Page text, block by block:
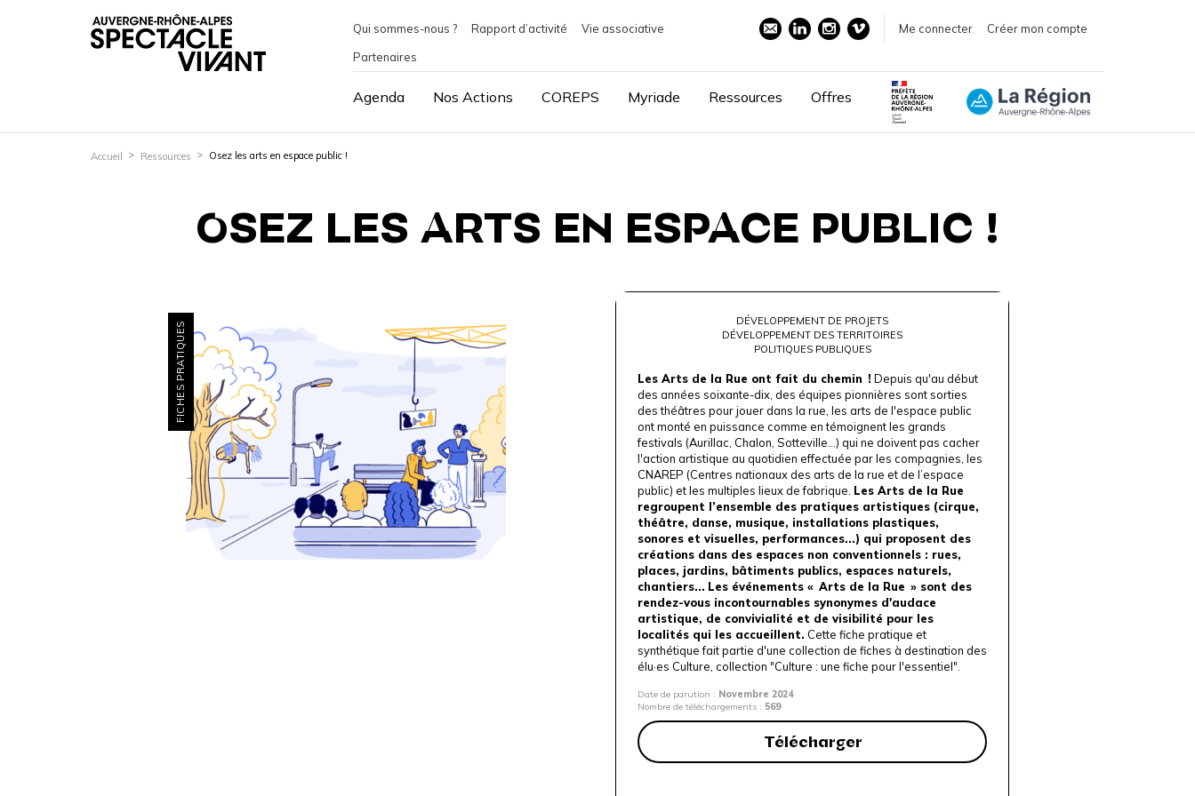
Qui sommes-nous ? Rapport d’activité
Vie associative
Partenaires
Me connecter Créer mon compte
Agenda Nos Actions COREPS Myriade Ressources Offres
Accueil Ressources Osez les arts en espace public !
OSEZ LES ARTS EN ESPACE PUBLIC !
FICHES PRATIQUES
DÉVELOPPEMENT DE PROJETS
DÉVELOPPEMENT DES TERRITOIRES
POLITIQUES PUBLIQUES
Les Arts de la Rue ont fait du chemin ! Depuis qu'au début
des années soixante-dix, des équipes pionnières sont sorties
des théâtres pour jouer dans la rue, les arts de l'espace public
ont monté en puissance comme en témoignent les grands
festivals (Aurillac, Chalon, Sotteville...) qui ne doivent pas cacher
l'action artistique au quotidien effectuée par les compagnies, les
CNAREP (Centres nationaux des arts de la rue et de l’espace
public) et les multiples lieux de fabrique. Les Arts de la Rue
regroupent l’ensemble des pratiques artistiques (cirque,
théâtre, danse, musique, installations plastiques,
sonores et visuelles, performances...) qui proposent des
créations dans des espaces non conventionnels : rues,
places, jardins, bâtiments publics, espaces naturels,
chantiers... Les événements « Arts de la Rue » sont des
rendez-vous incontournables synonymes d'audace
artistique, de convivialité et de visibilité pour les
localités qui les accueillent. Cette fiche pratique et
synthétique fait partie d'une collection de fiches à destination des
élu·es Culture, collection "Culture : une fiche pour l'essentiel".
Date de parution : Novembre 2024
Nombre de téléchargements : 569
Télécharger